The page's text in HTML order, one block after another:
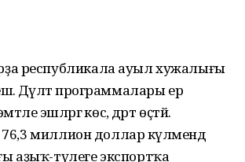
республикала ауыл хужалығы
Дәүләт программалары ер
эшләргә көс, дәрт өҫтәй.
76,3 миллион доллар күләмендә
аҙыҡ-түлеге экспортҡа